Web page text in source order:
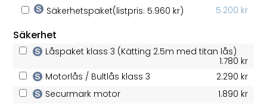
Säkerhetspaket(listpris: 5.960 kr) 5.200 kr
Säkerhet
Låspaket klass 3 (Kätting 2.5m med titan lås)
1.780 kr
Motorlås / Bultlås klass 3
2.290 kr
Securmark motor
1.890 kr